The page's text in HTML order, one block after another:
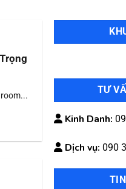
TƯ
Kinh Danh:
Dịch vụ: 090